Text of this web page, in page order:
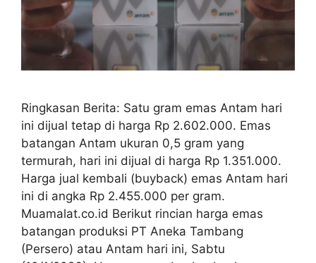
Ringkasan Berita: Satu gram emas Antam hari
ini dijual tetap di harga Rp 2.602.000. Emas
batangan Antam ukuran 0,5 gram yang
termurah, hari ini dijual di harga Rp 1.351.000.
Harga jual kembali (buyback) emas Antam hari
ini di angka Rp 2.455.000 per gram.
Muamalat.co.id Berikut rincian harga emas
batangan produksi PT Aneka Tambang
(Persero) atau Antam hari ini, Sabtu